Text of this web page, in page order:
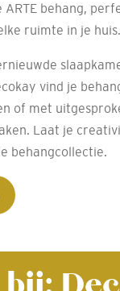
behang,
ruimte in je huis.
vind je
of met
Laat je
behangcollectie.